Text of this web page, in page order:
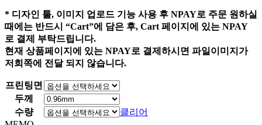
* 디자인 툴, 이미지 업로드 기능 사용 후 NPAY로 주문 원하실
때에는 반드시 “Cart”에 담은 후, Cart 페이지에 있는 NPAY
로 결제 부탁드립니다.
현재 상품페이지에 있는 NPAY로 결제하시면 파일이미지가
저희쪽에 전달 되지 않습니다.
프린팅면
두께
수량
클리어